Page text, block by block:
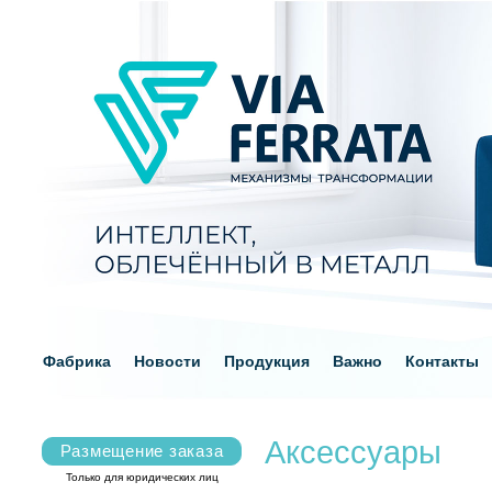
Фабрика Новости Продукция Важно Контакты
Размещение заказа
Только для юридических лиц
Аксессуары